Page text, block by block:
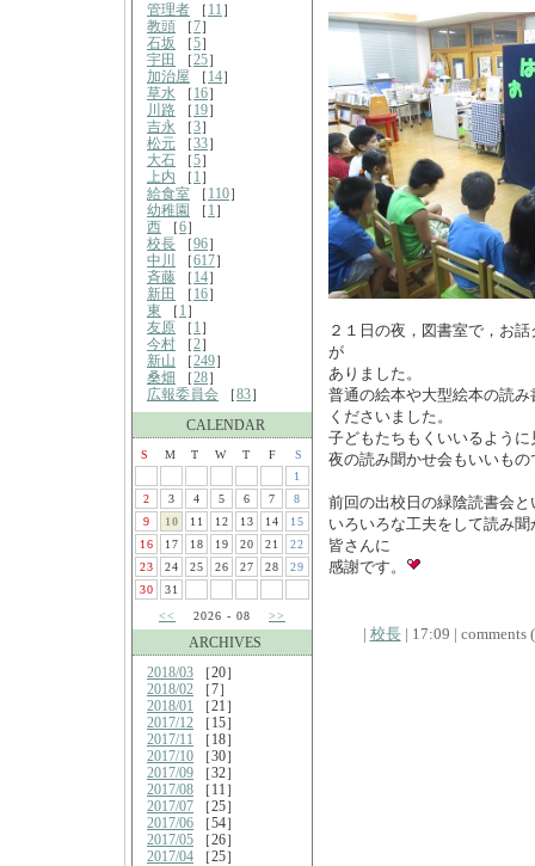
管理者 ［ 11 ］
教頭 ［7］
石坂 ［5］
宇田
［25］
加治屋 ［ 14］
草水 ［ 16］
川路 ［ 19］
吉永 ［3］
松元 ［33］
大石 ［5］
上内 ［ 1 ］
給食室 ［ 110］
幼稚園
［ 1 ］
西 ［6］
校長 ［96］
中川
［617］
斉藤 ［ 14］
新田
［ 16］
東 ［ 1 ］
友原 ［ 1 ］
今村 ［2］
新山 ［249］
桑畑
［28］
広報委員会 ［83］
CALENDAR
S M T W T F
S
1
2
3 4 5 6 7
8
9
10 11 12 13 14
15
16
17 18 19 20 21
22
23
24 25 26 27 28
29
30
31
<<
2026 - 08 >>
ARCHIVES
2018/03 ［20］
2018/02 ［7］
2018/01 ［21］
2017/12 ［15］
2017/11 ［18］
2017/10 ［30］
2017/09 ［32］
2017/08 ［11］
2017/07 ［25］
2017/06 ［54］
2017/05 ［26］
2017/04 ［25］
２１日の夜，図書室で，お
が
ありました。
普通の絵本や大型絵本の読
くださいました。
子どもたちもくいいるよう
夜の読み聞かせ会もいいもの
前回の出校日の緑陰読書会
いろいろな工夫をして読み
皆さんに
感謝です。
| 校長| 17:09 | comments